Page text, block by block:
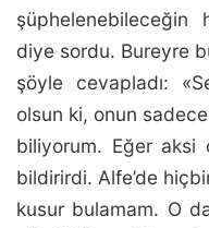
diye sordu. Bureyre
şöyle cevapladı:
olsun ki, onun
biliyo­rum. Eğer aksi
bildirirdi. Alfe’de
kusur bulamam. O